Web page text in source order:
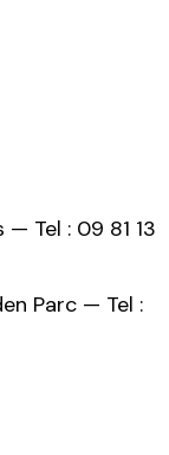
— Tel : 09 81 13
Parc — Tel :